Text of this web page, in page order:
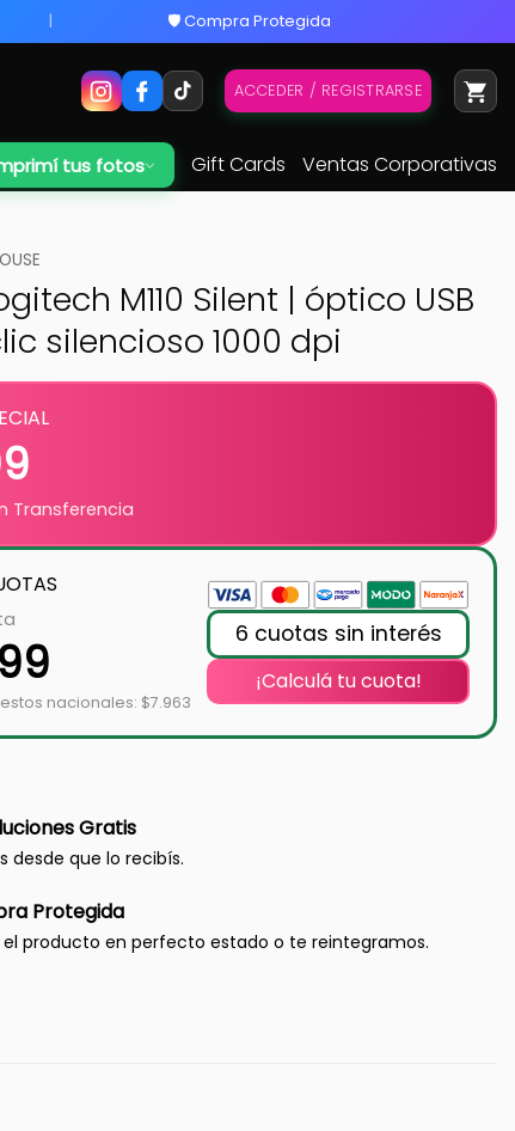
🛡️ Compra Protegida
ACCEDER / REGISTRARSE
tus fotos Gift Cards Ventas Corporativas
M110 Silent | óptico USB
silencioso 1000 dpi
Transferencia
nacionales: $7.963
6 cuotas sin interés
¡Calculá tu cuota!
Gratis
desde que lo recibís.
Protegida
el producto en perfecto estado o te reintegramos.